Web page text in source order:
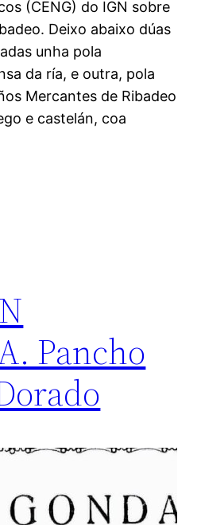
(CENG) do IGN sobre
Deixo abaixo dúas
unha pola
da ría, e outra, pola
Mercantes de Ribadeo
e castelán, coa
Pancho